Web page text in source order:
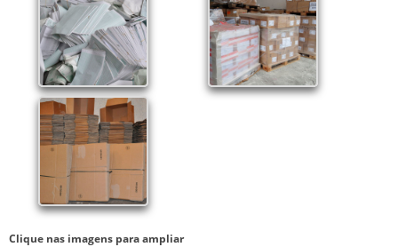
Clique nas imagens para ampliar